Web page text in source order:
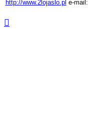
http://www.2lojaslo.pl e-mail: